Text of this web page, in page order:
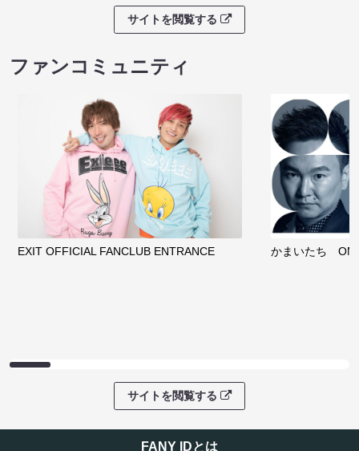
サイトを閲覧する
ファンコミュニティ
EXIT OFFICIAL FANCLUB ENTRANCE かまいたち
サイトを閲覧する
FANY IDとは